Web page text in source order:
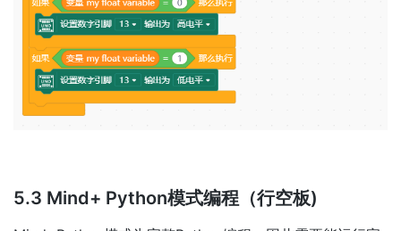
5.3 Mind+ Python模式编程（行空板)